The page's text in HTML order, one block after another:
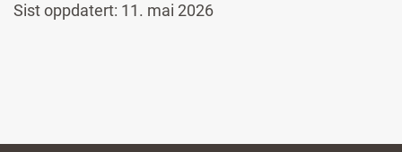
Sist oppdatert: 11. mai 2026